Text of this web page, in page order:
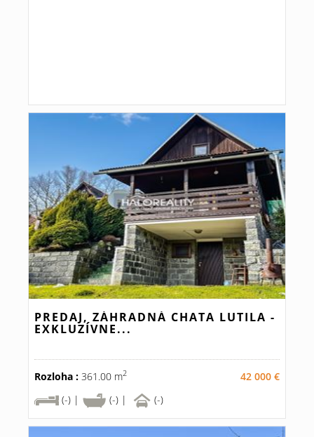
PREDAJ, ZÁHRADNÁ CHATA LUTILA -
EXKLUZÍVNE...
Rozloha : 361.00 m2
42 000 €
(-) |
(-) | (-)